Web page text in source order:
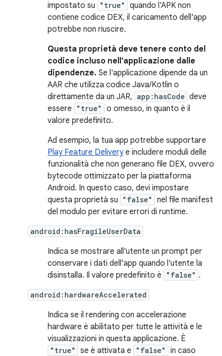
impostato su "true"
quando l'APK non
contiene codice DEX, il caricamento dell'app
potrebbe non riuscire.
Questa proprietà deve tenere conto del
codice incluso nell'applicazione dalle
dipendenze. Se l'applicazione dipende da un
AAR che utilizza codice Java/Kotlin o
direttamente da un JAR, app:hasCode deve
essere
"true"
o omesso, in quanto è il
valore predefinito.
Ad esempio, la tua app potrebbe supportare
Play Feature Deliverye includere moduli delle
funzionalità che non generano file DEX, ovvero
bytecode ottimizzato per la piattaforma
Android. In questo caso, devi impostare
questa proprietà su
"false"
nel file manifest
del modulo per evitare errori di runtime.
android:hasFragileUserData
Indica se mostrare all'utente un prompt per
conservare i dati dell'app quando l'utente la
disinstalla. Il valore predefinito è
"false" .
android:hardwareAccelerated
Indica se il rendering con accelerazione
hardware è abilitato per tutte le attività e le
visualizzazioni in questa applicazione. È
"true" se è attivata e "false"
in caso